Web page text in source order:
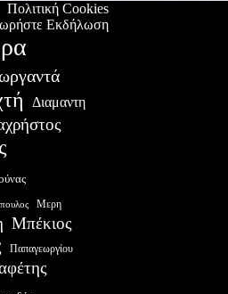
Πολιτική Cookies
Εκδήλωση
Διαμαντη
Μερη
Μπέκιος
Παπαγεωργίου